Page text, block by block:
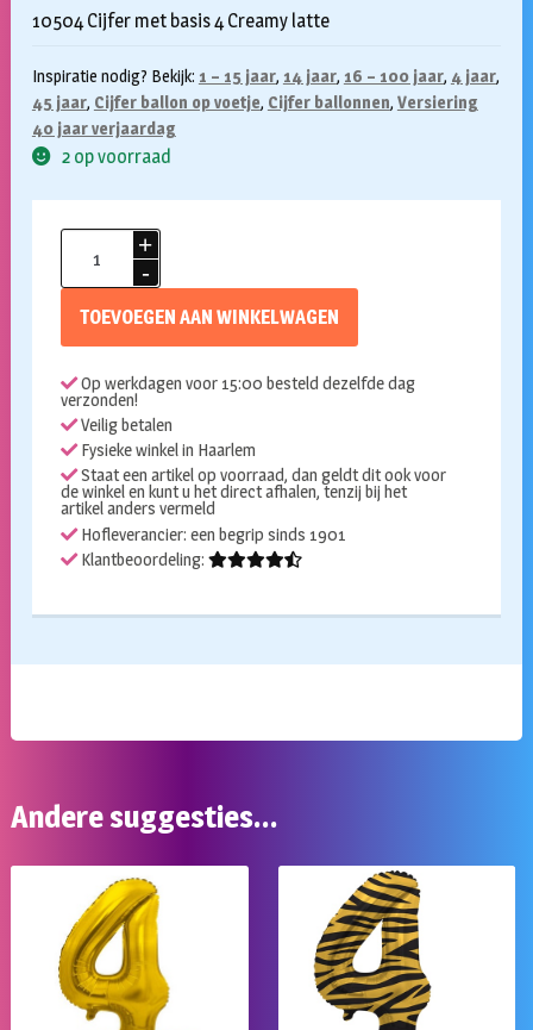
10504 Cijfer met basis 4 Creamy latte
Inspiratie nodig? Bekijk: 1 – 15 jaar, 14 jaar, 16 – 100 jaar, 4 jaar,
45 jaar, Cijfer ballon op voetje, Cijfer ballonnen, Versiering
40 jaar verjaardag
2 op voorraad
Folieballon
latte
72cm
aantal
TOEVOEGEN AAN WINKELWAGEN
Op werkdagen voor 15:00 besteld dezelfde dag
verzonden!
Veilig betalen
Fysieke winkel in Haarlem
Staat een artikel op voorraad, dan geldt dit ook voor
de winkel en kunt u het direct afhalen, tenzij bij het
artikel anders vermeld
Hofleverancier: een begrip sinds 1901
Klantbeoordeling:
Andere suggesties…